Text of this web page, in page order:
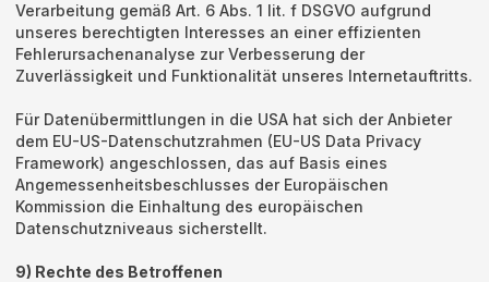
Verarbeitung gemäß Art. 6 Abs. 1 lit. f DSGVO aufgrund
unseres berechtigten Interesses an einer effizienten
Fehlerursachenanalyse zur Verbesserung der
Zuverlässigkeit und Funktionalität unseres Internetauftritts.
Für Datenübermittlungen in die USA hat sich der Anbieter
dem EU-US-Datenschutzrahmen (EU-US Data Privacy
Framework) angeschlossen, das auf Basis eines
Angemessenheitsbeschlusses der Europäischen
Kommission die Einhaltung des europäischen
Datenschutzniveaus sicherstellt.
9) Rechte des Betroffenen